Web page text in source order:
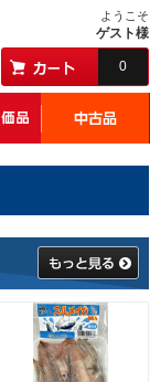
ようこそ
ゲスト様
0